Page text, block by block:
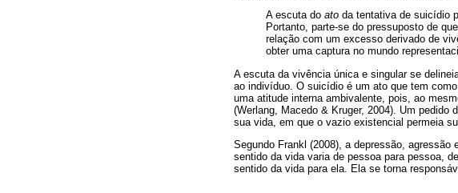
A escuta do ato da tentativa de suicídio
Portanto, parte-se do pressuposto de
relação com um excesso derivado de
obter uma captura no mundo
A escuta da vivência única e singular se
ao indivíduo. O suicídio é um ato que tem
uma atitude interna ambivalente, pois, ao
(Werlang, Macedo & Kruger, 2004). Um pedido
sua vida, em que o vazio existencial permeia
Segundo Frankl (2008), a depressão,
sentido da vida varia de pessoa para pessoa,
sentido da vida para ela. Ela se torna